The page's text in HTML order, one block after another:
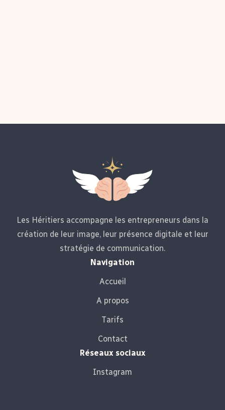
Les Héritiers accompagne les entrepreneurs dans la
création de leur image, leur présence digitale et leur
stratégie de communication.
Navigation
Accueil
A propos
Tarifs
Contact
Réseaux sociaux
Instagram